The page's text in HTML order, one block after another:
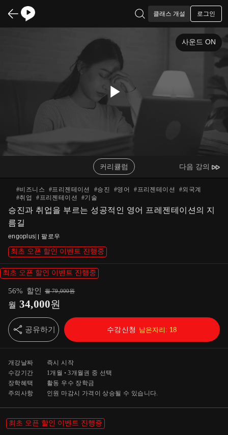
클래스 개설 로그인
Play
Video
사운드 ON
커리큘럼 다음 강의
#비즈니스 #프리젠테이션 #승진 #영어 #프리젠테이션 #외국계
#취업 #프리젠테이션 #기술
승진과 취업을 부르는 성공적인 영어 프레젠테이션의 지
름길
engoplus 팔로우
최초 오픈 할인 이벤트 진행중
최초 오픈 할인 이벤트 진행중
56% 할인 월79,000원
월 34,000원
공유하기 수강신청 남은자리: 18
개강날짜
즉시 시작
수강기간
1개월 3개월 권 중 선택
장학혜택
활동 우수 장학금
주의사항
인원 마감시 가격이 상승될 수 있습니다.
최초 오픈 할인 이벤트 진행중